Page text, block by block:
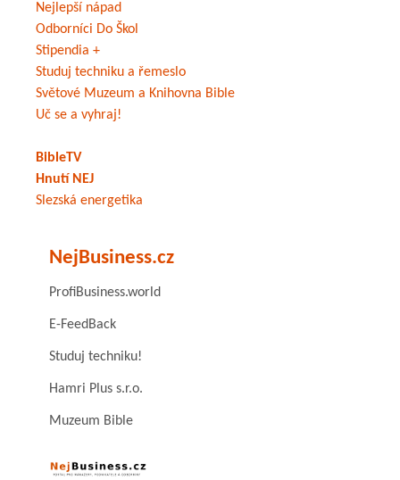
Nejlepší nápad
Odborníci Do Škol
Stipendia +
Studuj techniku a řemeslo
Světové Muzeum a Knihovna Bible
Uč se a vyhraj!
BibleTV
Hnutí NEJ
Slezská energetika
NejBusiness.cz
ProfiBusiness.world
E-FeedBack
Studuj techniku!
Hamri Plus s.r.o.
Muzeum Bible